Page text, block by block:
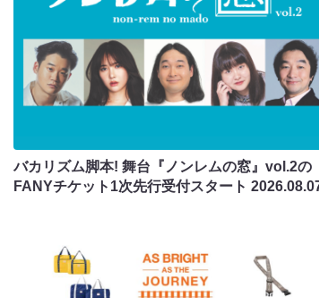
バカリズム脚本! 舞台『ノンレムの窓』vol.2の
FANYチケット1次先行受付スタート